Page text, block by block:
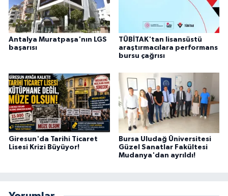
Antalya Muratpaşa'nın LGS
başarısı
TÜBİTAK'tan lisansüstü
araştırmacılara performans
bursu çağrısı
Giresun'da Tarihi Ticaret
Lisesi Krizi Büyüyor!
Bursa Uludağ Üniversitesi
Güzel Sanatlar Fakültesi
Mudanya'dan ayrıldı!